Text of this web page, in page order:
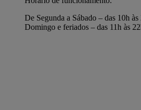
De Segunda a Sábado – das 10h às
Domingo e feriados – das 11h às